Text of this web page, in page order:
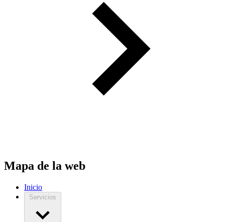
Mapa de la web
Inicio
Servicios